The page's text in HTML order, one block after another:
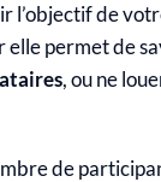
l’objectif de
elle permet de
, ou ne
de